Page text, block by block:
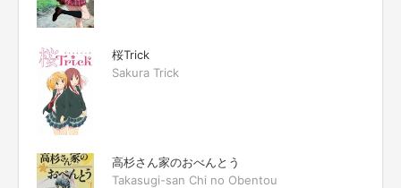
桜Trick
Sakura Trick
高杉さん家のおべんとう
Takasugi-san Chi no Obentou